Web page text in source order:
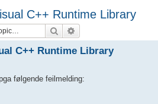
C++ Runtime Library
Search
C++ Runtime Library
følgende feilmelding: